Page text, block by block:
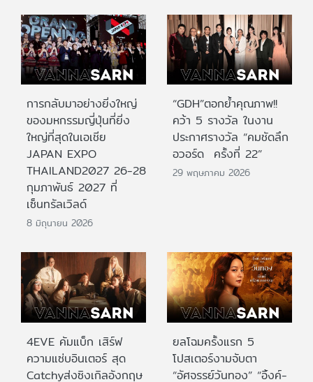
การกลับมาอย่างยิ่งใหญ่
ของมหกรรมญี่ปุ่นที่ยิ่ง
ใหญ่ที่สุดในเอเชีย
JAPAN EXPO
THAILAND2027 26-28
กุมภาพันธ์ 2027 ที่
เซ็นทรัลเวิลด์
8 มิถุนายน 2026
“GDH”ตอกย้ำคุณภาพ!!
คว้า 5 รางวัล ในงาน
ประกาศรางวัล “คมชัดลึก
อวอร์ด ครั้งที่ 22”
29 พฤษภาคม 2026
4EVE คัมแบ็ก เสิร์ฟ
ความแซ่บอินเตอร์ สุด
Catchyส่งซิงเกิลอังกฤษ
ยลโฉมครั้งแรก 5
โปสเตอร์งามจับตา
“อัศจรรย์วันทอง” “อิ้งค์-